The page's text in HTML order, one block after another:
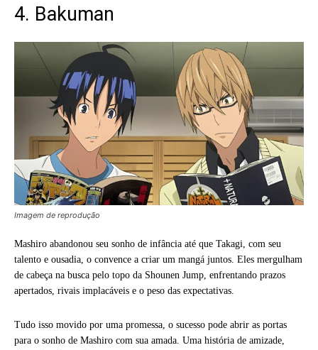
4. Bakuman
Imagem de reprodução
Mashiro abandonou seu sonho de infância até que Takagi, com seu
talento e ousadia, o convence a criar um mangá juntos. Eles mergulham
de cabeça na busca pelo topo da Shounen Jump, enfrentando prazos
apertados, rivais implacáveis e o peso das expectativas.
Tudo isso movido por uma promessa, o sucesso pode abrir as portas
para o sonho de Mashiro com sua amada. Uma história de amizade,